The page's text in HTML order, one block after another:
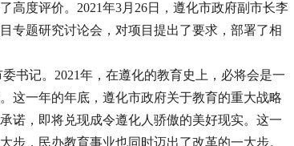
高度评价。2021年3月26日，遵化市政府副市长李
专题研究讨论会，对项目提出了要求，部署了相
书记。2021年，在遵化的教育史上，必将会是一
这一年的年底，遵化市政府关于教育的重大战略
诺，即将兑现成令遵化人骄傲的美好现实。这一
步，民办教育事业也同时迈出了改革的一大步。